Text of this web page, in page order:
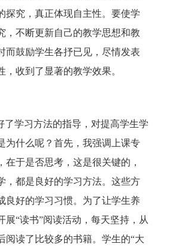
探究，真正体现自主性。要使学
，不断更新自己的教学思想和教
而鼓励学生各抒已见，尽情发表
收到了显著的教学效果。
了学习方法的指导，对提高学生学
为什么呢？首先，我强调上课专
于是否思考，这是很关键的，
，都是良好的学习方法。这些方
良好的学习习惯。为了让学生养
“读书”阅读活动，每天坚持，从
读了比较多的书籍。学生的“大